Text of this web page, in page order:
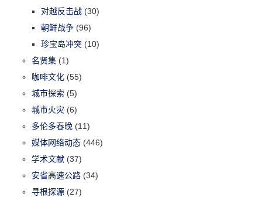
对越反击战 (30)
朝鲜战争 (96)
珍宝岛冲突 (10)
名贤集 (1)
咖啡文化 (55)
城市探索 (5)
城市火灾 (6)
多伦多春晚 (11)
媒体网络动态 (446)
学术文献 (37)
安省高速公路 (34)
寻根探源 (27)